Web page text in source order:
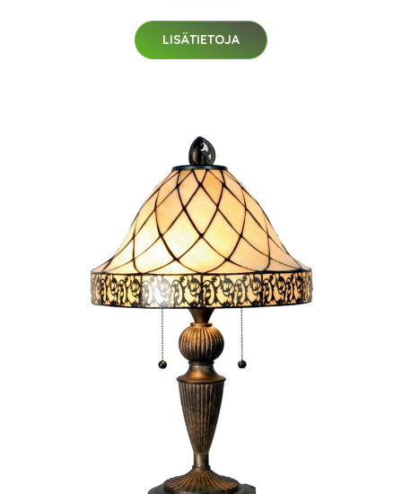
LISÄTIETOJA